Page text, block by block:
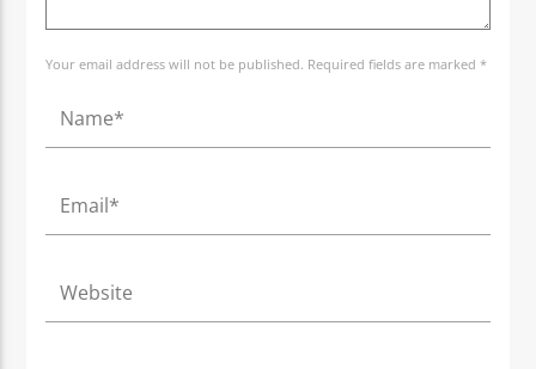
Your email address will not be published. Required fields are marked *